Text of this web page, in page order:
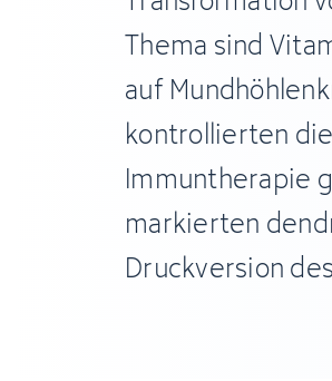
Thema sind
auf
kontrollierten
Immuntherapie
markierten
Druckversion